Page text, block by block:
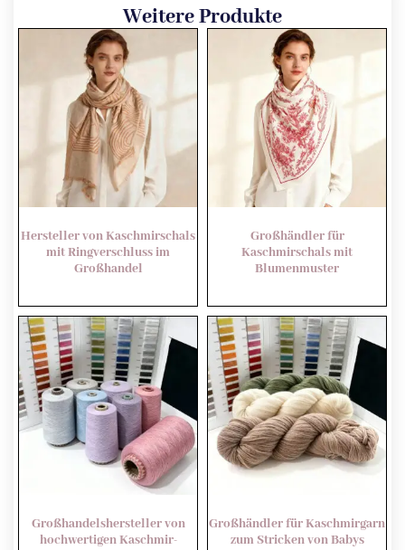
Weitere Produkte
Hersteller von Kaschmirschals
mit Ringverschluss im
Großhandel
Großhändler für
Kaschmirschals mit
Blumenmuster
Großhandelshersteller von
hochwertigen Kaschmir-
Großhändler für Kaschmirgarn
zum Stricken von Babys